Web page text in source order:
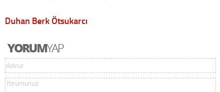
Duhan Berk Ötsukarcı